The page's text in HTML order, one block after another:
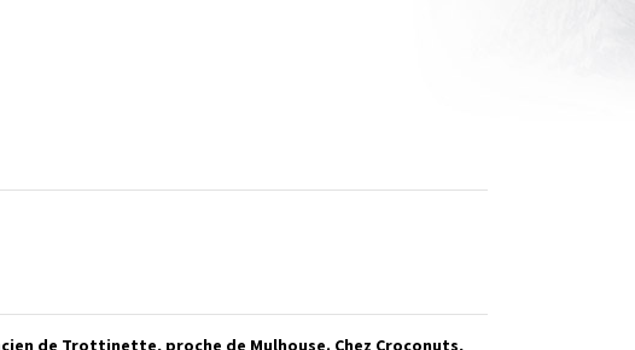
de Trottinette, proche de Mulhouse. Chez Croconuts,